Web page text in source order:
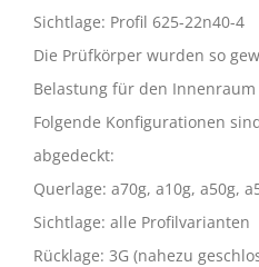
Sichtlage: Profil 625-22n40-4
Die Prüfkörper wurden so
Belastung für den
Folgende Konfigurationen
abgedeckt:
Querlage: a70g, a10g, a50g,
Sichtlage: alle Profilvarianten
Rücklage: 3G (nahezu